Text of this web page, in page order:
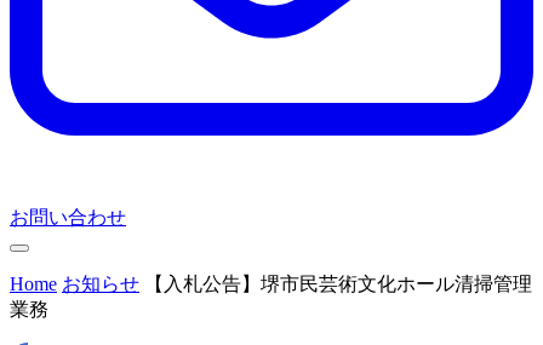
お問い合わせ
Home お知らせ
【入札公告】堺市民芸術文化ホール清掃管理
業務